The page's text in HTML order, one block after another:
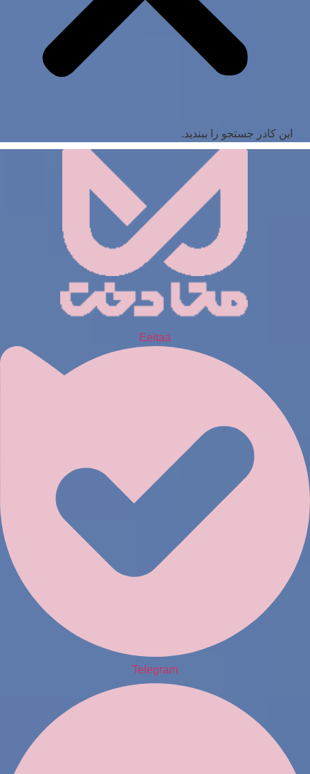
این کادر جستجو را ببندید.
Eeitaa
Telegram